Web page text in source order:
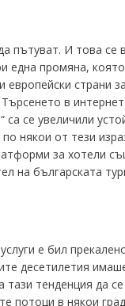
пътуват. И това се
една промяна,
страни
в
са се увеличили
някои от тези
за хотели
на българската
е бил
десетилетия
тази тенденция да
потоци в някои